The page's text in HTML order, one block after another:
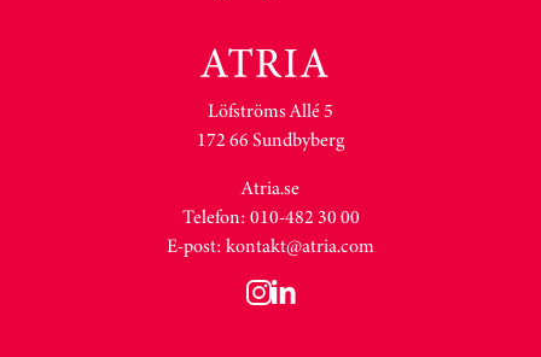
Löfströms Allé 5
172 66 Sundbyberg
Atria.se
Telefon: 010-482 30 00
E-post: kontakt@atria.com